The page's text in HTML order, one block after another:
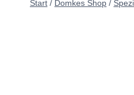
Start / Domkes Shop /